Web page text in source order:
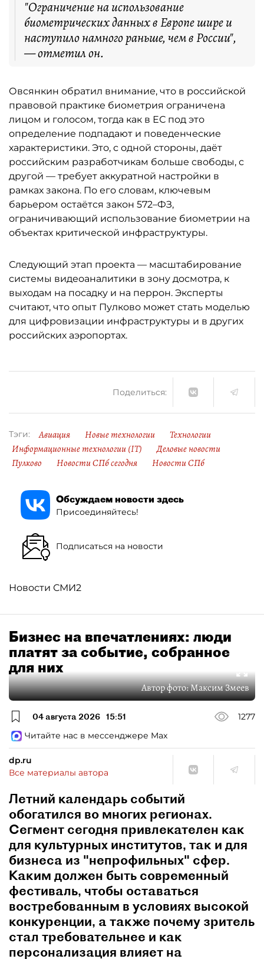
"Ограничение на использование
биометрических данных в Европе шире и
наступило намного раньше, чем в России",
— отметил он.
Овсянкин обратил внимание, что в российской
правовой практике биометрия ограничена
лицом и голосом, тогда как в ЕС под это
определение подпадают и поведенческие
характеристики. Это, с одной стороны, даёт
российским разработчикам больше свободы, с
другой — требует аккуратной настройки в
рамках закона. По его словам, ключевым
барьером остаётся закон 572–ФЗ,
ограничивающий использование биометрии на
объектах критической инфраструктуры.
Следующий этап проекта — масштабирование
системы видеоаналитики в зону досмотра, к
выходам на посадку и на перрон. Эксперты
считают, что опыт Пулково может стать моделью
для цифровизации инфраструктуры и в других
российских аэропортах.
Поделиться:
Тэги: Авиация Новые технологии
Технологии
Информационные технологии (IT)
Деловые новости
Пулково
Новости СПб сегодня Новости СПб
Обсуждаем новости здесь
Присоединяйтесь!
Подписаться на новости
Новости СМИ2
Бизнес на впечатлениях: люди
платят за событие, собранное
для них
Автор фото:Максим Змеев
04 августа 2026 15:51
1277
Читайте нас в мессенджере Max
dp.ru
Все материалы автора
Летний календарь событий
обогатился во многих регионах.
Сегмент сегодня привлекателен как
для культурных институтов, так и для
бизнеса из "непрофильных" сфер.
Каким должен быть современный
фестиваль, чтобы оставаться
востребованным в условиях высокой
конкуренции, а также почему зритель
стал требовательнее и как
персонализация влияет на